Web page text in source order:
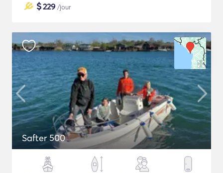
$229 /jour
Safter 500